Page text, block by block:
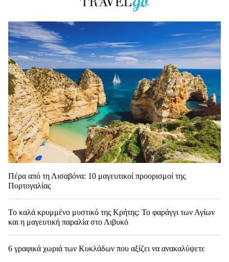
Πέρα από τη Λισαβόνα: 10 μαγευτικοί προορισμοί της
Πορτογαλίας
Το καλά κρυμμένο μυστικό της Κρήτης: Το φαράγγι των Αγίων
και η μαγευτική παραλία στο Λιβυκό
6 γραφικά χωριά των Κυκλάδων που αξίζει να ανακαλύψετε